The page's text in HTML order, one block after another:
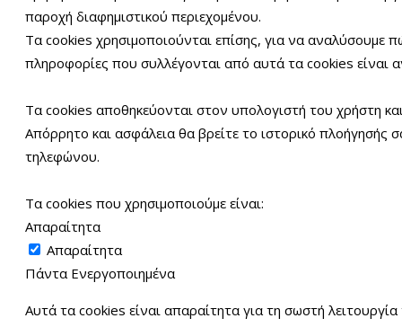
παροχή διαφημιστικού περιεχομένου.
Τα cookies χρησιμοποιούνται επίσης, για να αναλύσουμε
πληροφορίες που συλλέγονται από αυτά τα cookies είναι
Τα cookies αποθηκεύονται στον υπολογιστή του χρήστη
Απόρρητο και ασφάλεια θα βρείτε το ιστορικό πλοήγησής
τηλεφώνου.
Τα cookies που χρησιμοποιούμε είναι:
Απαραίτητα
Απαραίτητα
Πάντα Ενεργοποιημένα
Αυτά τα cookies είναι απαραίτητα για τη σωστή